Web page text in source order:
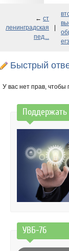
← ст
ленинградская
пед...
егэ
Быстрый
У вас нет прав, чтобы
Поддержать
УВБ-76